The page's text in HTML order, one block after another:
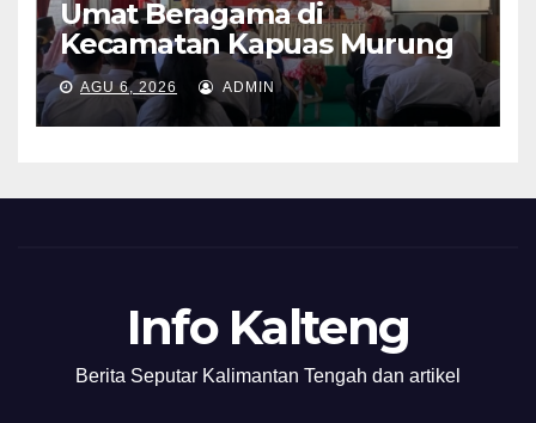
Umat Beragama di
Kecamatan Kapuas Murung
AGU 6, 2026 ADMIN
Info Kalteng
Berita Seputar Kalimantan Tengah dan artikel